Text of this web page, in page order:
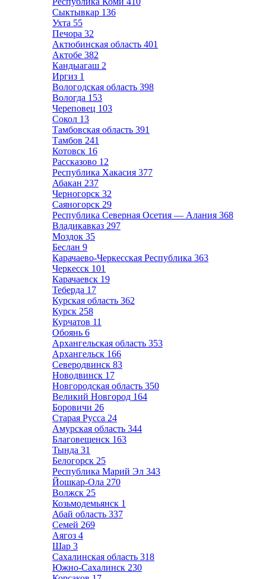
Сыктывкар 136
Ухта 55
Печора 32
Актюбинская область 401
Актобе 382
Кандыагаш 2
Иргиз 1
Вологодская область 398
Вологда 153
Череповец 103
Сокол 13
Тамбовская область 391
Тамбов 241
Котовск 16
Рассказово 12
Республика Хакасия 377
Абакан 237
Черногорск 32
Саяногорск 29
Республика Северная Осетия — Алания 368
Владикавказ 297
Моздок 35
Беслан 9
Карачаево-Черкесская Республика 363
Черкесск 101
Карачаевск 19
Теберда 17
Курская область 362
Курск 258
Курчатов 11
Обоянь 6
Архангельская область 353
Архангельск 166
Северодвинск 83
Новодвинск 17
Новгородская область 350
Великий Новгород 164
Боровичи 26
Старая Русса 24
Амурская область 344
Благовещенск 163
Тында 31
Белогорск 25
Республика Марий Эл 343
Йошкар-Ола 270
Волжск 25
Козьмодемьянск 1
Абай область 337
Семей 269
Аягоз 4
Шар 3
Сахалинская область 318
Южно-Сахалинск 230